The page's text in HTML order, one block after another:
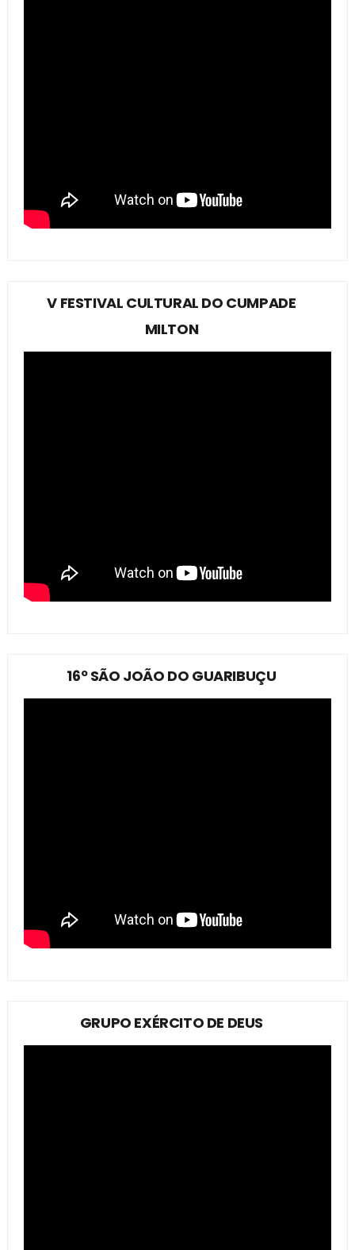
V FESTIVAL CULTURAL DO CUMPADE
MILTON
16º SÃO JOÃO DO GUARIBUÇU
GRUPO EXÉRCITO DE DEUS